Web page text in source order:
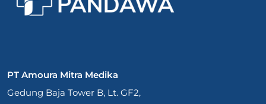
PT Amoura Mitra Medika
Gedung Baja Tower B, Lt. GF2,